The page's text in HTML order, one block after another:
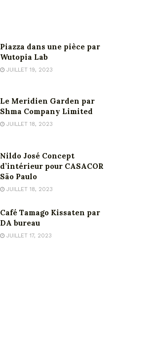
Piazza dans une pièce par
Wutopia Lab
JUILLET 19, 2023
Le Meridien Garden par
Shma Company Limited
JUILLET 18, 2023
Nildo José Concept
d’intérieur pour CASACOR
São Paulo
JUILLET 18, 2023
Café Tamago Kissaten par
DA bureau
JUILLET 17, 2023